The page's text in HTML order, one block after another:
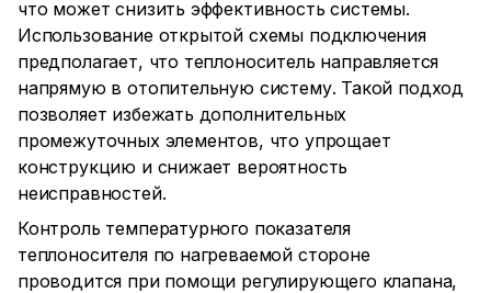
что может снизить эффективность системы.
Использование открытой схемы подключения
предполагает, что теплоноситель направляется
напрямую в отопительную систему. Такой подход
позволяет избежать дополнительных
промежуточных элементов, что упрощает
конструкцию и снижает вероятность
неисправностей.
Контроль температурного показателя
теплоносителя по нагреваемой стороне
проводится при помощи регулирующего клапана,